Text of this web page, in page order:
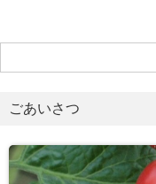
索:
ごあいさつ